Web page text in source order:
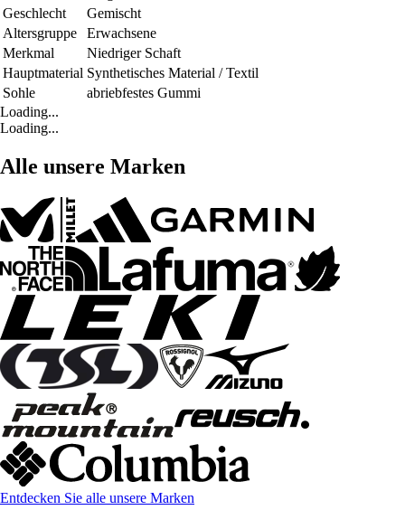
Geschlecht
Gemischt
Altersgruppe
Erwachsene
Merkmal
Niedriger Schaft
Hauptmaterial Synthetisches Material / Textil
Sohle
abriebfestes Gummi
Loading...
Loading...
Alle unsere Marken
Entdecken Sie alle unsere Marken